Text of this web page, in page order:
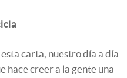
carta, nuestro día a día
hace creer a la gente una